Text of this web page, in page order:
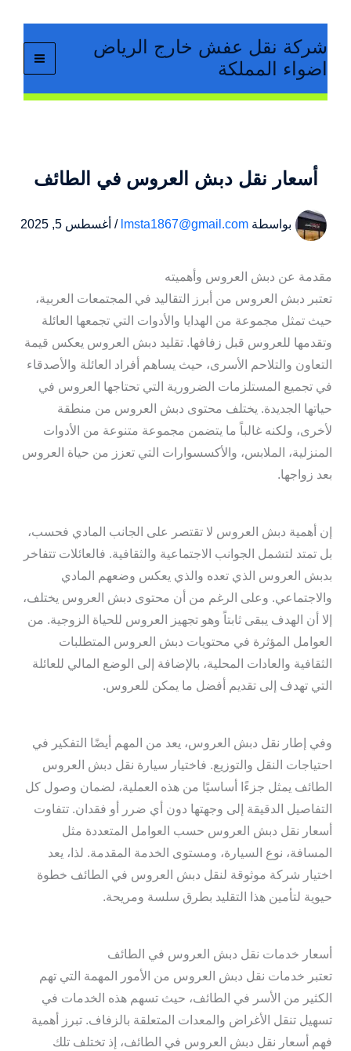
المحتوىشركة نقل عفش خارج الرياض
اضواء المملكة
أسعار نقل دبش العروس في الطائف
بواسطة lmsta1867@gmail.com
/ أغسطس 5, 2025
مقدمة عن دبش العروس وأهميته
تعتبر دبش العروس من أبرز التقاليد في المجتمعات العربية،
حيث تمثل مجموعة من الهدايا والأدوات التي تجمعها العائلة
وتقدمها للعروس قبل زفافها. تقليد دبش العروس يعكس قيمة
التعاون والتلاحم الأسرى، حيث يساهم أفراد العائلة والأصدقاء
في تجميع المستلزمات الضرورية التي تحتاجها العروس في
حياتها الجديدة. يختلف محتوى دبش العروس من منطقة
لأخرى، ولكنه غالباً ما يتضمن مجموعة متنوعة من الأدوات
المنزلية، الملابس، والأكسسوارات التي تعزز من حياة العروس
بعد زواجها.
إن أهمية دبش العروس لا تقتصر على الجانب المادي فحسب،
بل تمتد لتشمل الجوانب الاجتماعية والثقافية. فالعائلات تتفاخر
بدبش العروس الذي تعده والذي يعكس وضعهم المادي
والاجتماعي. وعلى الرغم من أن محتوى دبش العروس يختلف،
إلا أن الهدف يبقى ثابتاً وهو تجهيز العروس للحياة الزوجية. من
العوامل المؤثرة في محتويات دبش العروس المتطلبات
الثقافية والعادات المحلية، بالإضافة إلى الوضع المالي للعائلة
التي تهدف إلى تقديم أفضل ما يمكن للعروس.
وفي إطار نقل دبش العروس، يعد من المهم أيضًا التفكير في
احتياجات النقل والتوزيع. فاختيار سيارة نقل دبش العروس
الطائف يمثل جزءًا أساسيًا من هذه العملية، لضمان وصول كل
التفاصيل الدقيقة إلى وجهتها دون أي ضرر أو فقدان. تتفاوت
أسعار نقل دبش العروس حسب العوامل المتعددة مثل
المسافة، نوع السيارة، ومستوى الخدمة المقدمة. لذا، يعد
اختيار شركة موثوقة لنقل دبش العروس في الطائف خطوة
حيوية لتأمين هذا التقليد بطرق سلسة ومريحة.
أسعار خدمات نقل دبش العروس في الطائف
تعتبر خدمات نقل دبش العروس من الأمور المهمة التي تهم
الكثير من الأسر في الطائف، حيث تسهم هذه الخدمات في
تسهيل تنقل الأغراض والمعدات المتعلقة بالزفاف. تبرز أهمية
فهم أسعار نقل دبش العروس في الطائف، إذ تختلف تلك